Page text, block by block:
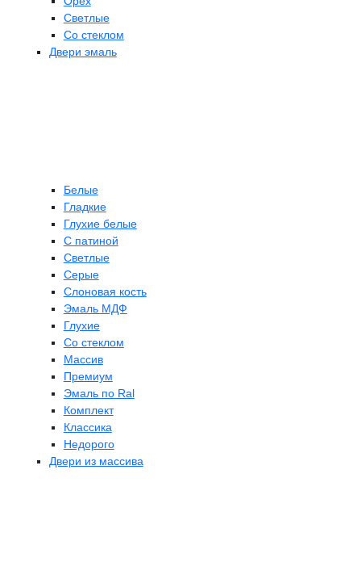
Светлые
Со стеклом
Двери эмаль
Белые
Гладкие
Глухие белые
С патиной
Светлые
Серые
Слоновая кость
Эмаль МДФ
Глухие
Со стеклом
Массив
Премиум
Эмаль по Ral
Комплект
Классика
Недорого
Двери из массива